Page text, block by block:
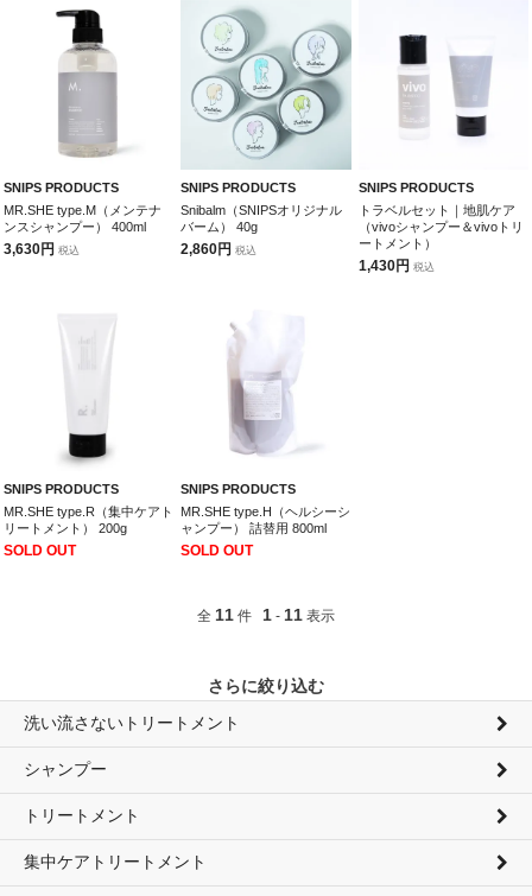
SNIPS PRODUCTS
MR.SHE type.M（メンテナ
ンスシャンプー） 400ml
3,630円 税込
SNIPS PRODUCTS
Snibalm（SNIPSオリジナル
バーム） 40g
2,860円 税込
SNIPS PRODUCTS
トラベルセット｜地肌ケア
（vivoシャンプー＆vivoトリ
ートメント）
1,430円 税込
SNIPS PRODUCTS
MR.SHE type.R（集中ケアト
リートメント） 200g
SOLD OUT
SNIPS PRODUCTS
MR.SHE type.H（ヘルシーシ
ャンプー） 詰替用 800ml
SOLD OUT
全 11 件 1 - 11 表示
さらに絞り込む
洗い流さないトリートメント
シャンプー
トリートメント
集中ケアトリートメント